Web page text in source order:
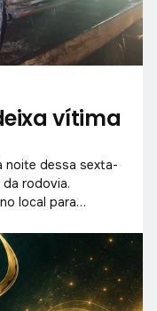
vítima
noite dessa sexta-
rodovia.
local para